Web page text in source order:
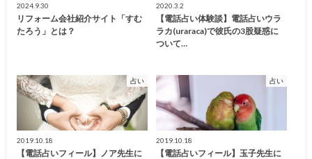
2024.9.30
リフォーム会社紹介サイト「すむ
たろう」とは？
2020.3.2
【電話占い体験談】電話占いウラ
ラカ(uraraca)で彼氏の3股疑惑に
ついて…
占い
2019.10.18
【電話占いフィール】ノア先生に
占い
2019.10.18
【電話占いフィール】玉子先生に